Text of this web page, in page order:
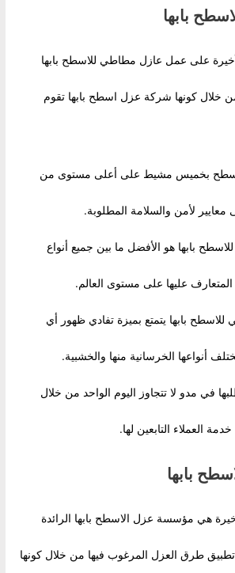
بابها
على عمل عازل مطاطي للاسطح بابها
من خلال كونها شركة عزل اسطح بابها تقوم
بخميس مشيط على أعلى مستوى من
لأمن والسلامة المطلوبة.
بابها هو الأفضل ما بين جميع أنواع
المتعارف عليها على مستوى العالم.
بابها يتمتع بميزة تفادي ظهور أي
أنواعها الخرسانية منها والخشبية.
في مدو لا تتجاوز اليوم الواحد من خلال
العملاء التابعين لها.
بابها
هي مؤسسة عزل الاسطح بابها الرائدة
طرق العزل المرغوب فيها من خلال كونها